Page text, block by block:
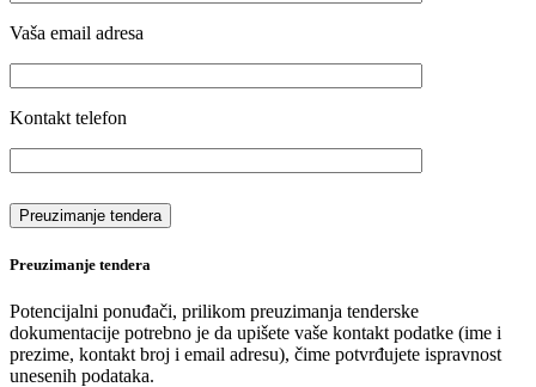
Vaša email adresa
Kontakt telefon
Preuzimanje tendera
Potencijalni ponuđači, prilikom preuzimanja tenderske
dokumentacije potrebno je da upišete vaše kontakt podatke (ime i
prezime, kontakt broj i email adresu), čime potvrđujete ispravnost
unesenih podataka.